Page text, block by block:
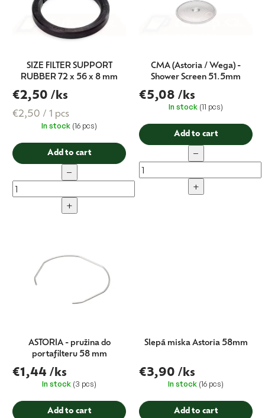
SIZE FILTER SUPPORT
RUBBER 72 x 56 x 8 mm
€2,50 /ks
Measure
€2,50 / 1 pcs
In stock (16 pcs)
Add to cart
−
+
CMA (Astoria / Wega) -
Shower Screen 51.5mm
€5,08 /ks
In stock (11 pcs)
Add to cart
−
+
ASTORIA - pružina do
portafilteru 58 mm
€1,44 /ks
In stock (3 pcs)
Add to cart
Slepá miska Astoria 58mm
€3,90 /ks
In stock (16 pcs)
Add to cart